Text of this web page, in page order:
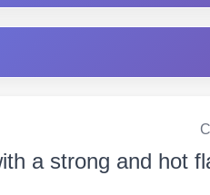
a strong and hot